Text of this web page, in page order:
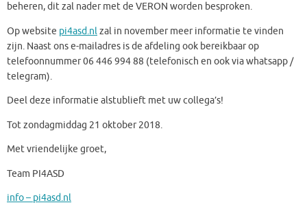
beheren, dit zal nader met de VERON worden besproken.
Op website pi4asd.nlzal in november meer informatie te vinden
zijn. Naast ons e-mailadres is de afdeling ook bereikbaar op
telefoonnummer 06 446 994 88 (telefonisch en ook via whatsapp /
telegram).
Deel deze informatie alstublieft met uw collega’s!
Tot zondagmiddag 21 oktober 2018.
Met vriendelijke groet,
Team PI4ASD
info – pi4asd.nl